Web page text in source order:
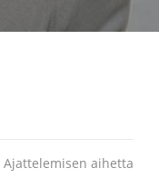
Ajattelemisen aihetta